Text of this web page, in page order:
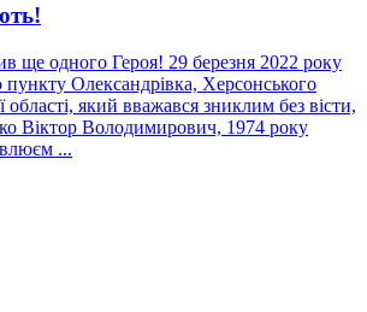
ще одного Героя! 29 березня 2022 року
пункту Олександрівка, Херсонського
області, який вважався зниклим без вісти,
Віктор Володимирович, 1974 року
...